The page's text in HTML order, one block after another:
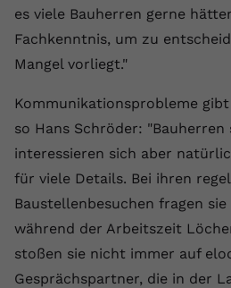
es viele Bauherren gerne
Fachkenntnis, um zu
Mangel vorliegt."
Kommunikationsprobleme
so Hans Schröder: "Bauherren
interessieren sich aber
für viele Details. Bei ihren
Baustellenbesuchen fragen
während der Arbeitszeit
stoßen sie nicht immer auf
Gesprächspartner, die in der